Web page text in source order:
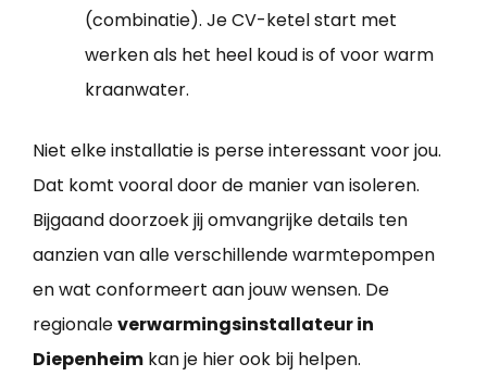
(combinatie). Je CV-ketel start met
werken als het heel koud is of voor warm
kraanwater.
Niet elke installatie is perse interessant voor jou.
Dat komt vooral door de manier van isoleren.
Bijgaand doorzoek jij omvangrijke details ten
aanzien van alle verschillende warmtepompen
en wat conformeert aan jouw wensen. De
regionaleverwarmingsinstallateur in
Diepenheim kan je hier ook bij helpen.